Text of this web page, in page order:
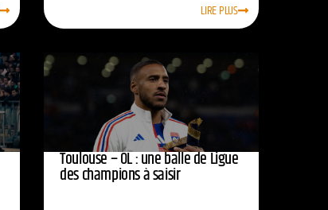
LIRE PLUS
Toulouse – OL : une balle de Ligue
des champions à saisir